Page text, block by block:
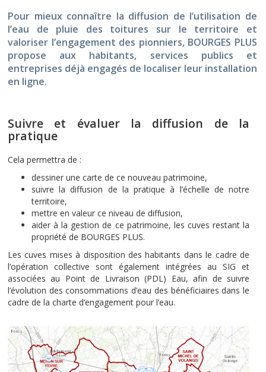
Pour mieux connaître la diffusion de l’utilisation de
l’eau de pluie des toitures sur le territoire et
valoriser l’engagement des pionniers, BOURGES PLUS
propose aux habitants, services publics et
entreprises déjà engagés de localiser leur installation
en ligne.
Suivre et évaluer la diffusion de la
pratique
Cela permettra de :
dessiner une carte de ce nouveau patrimoine,
suivre la diffusion de la pratique à l’échelle de notre
territoire,
mettre en valeur ce niveau de diffusion,
aider à la gestion de ce patrimoine, les cuves restant la
propriété de BOURGES PLUS.
Les cuves mises à disposition des habitants dans le cadre de
l’opération collective sont également intégrées au SIG et
associées au Point de Livraison (PDL) Eau, afin de suivre
l’évolution des consommations d’eau des bénéficiaires dans le
cadre de la charte d’engagement pour l’eau.